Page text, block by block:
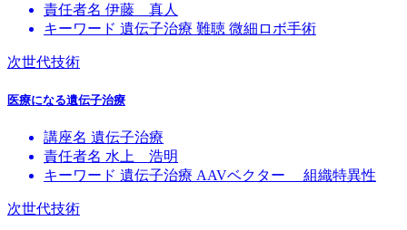
責任者名 伊藤 真人
キーワード 遺伝子治療 難聴 微細ロボ手術
次世代技術
医療になる遺伝子治療
講座名 遺伝子治療
責任者名 水上 浩明
キーワード 遺伝子治療 AAVベクター 組織特異性
次世代技術